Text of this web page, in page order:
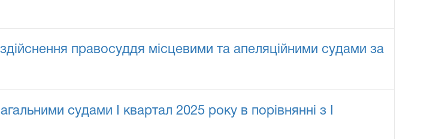
правосуддя місцевими та апеляційними судами за
судами I квартал 2025 року в порівнянні з I